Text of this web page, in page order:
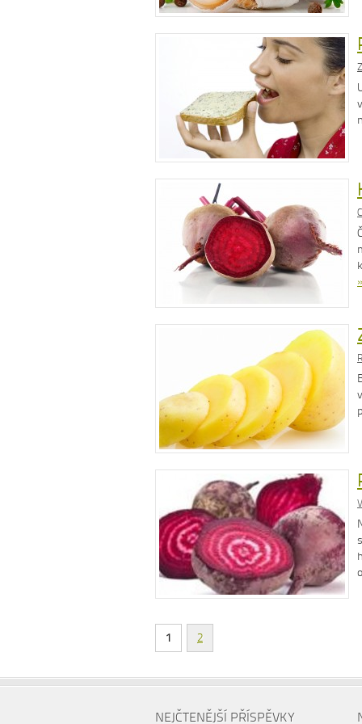
1 2
NEJČTENĚJŠÍ PŘÍSPĚVKY